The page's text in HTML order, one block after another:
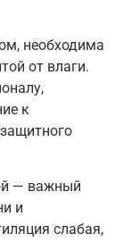
необходима
от влаги.
к
— важный
и
слабая,